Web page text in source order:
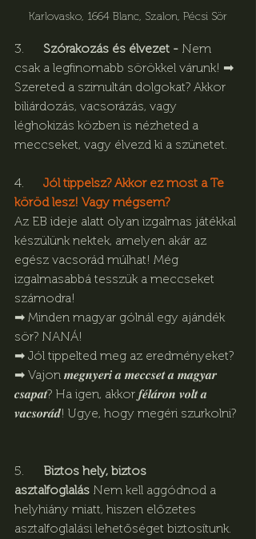
Karlovasko, 1664 Blanc, Szalon, Pécsi Sör
3. Szórakozás és élvezet - Nem
csak a legfinomabb sörökkel várunk! ➡︎
Szereted a szimultán dolgokat? Akkor
biliárdozás, vacsorázás, vagy
léghokizás közben is nézheted a
meccseket, vagy élvezd ki a szünetet.
4. Jól tippelsz? Akkor ez most a Te
köröd lesz! Vagy mégsem?
Az EB ideje alatt olyan izgalmas játékkal
készülünk nektek, amelyen akár az
egész vacsorád múlhat! Még
izgalmasabbá tesszük a meccseket
számodra!
➡︎ Minden magyar gólnál egy ajándék
sör? NANÁ!
➡︎ Jól tippelted meg az eredményeket?
➡︎ Vajon 𝒎𝒆𝒈𝒏𝒚𝒆𝒓𝒊 𝒂 𝒎𝒆𝒄𝒄𝒔𝒆𝒕 𝒂 𝒎𝒂𝒈𝒚𝒂𝒓
𝒄𝒔𝒂𝒑𝒂𝒕? Ha igen, akkor 𝒇𝒆́𝒍𝒂́𝒓𝒐𝒏 𝒗𝒐𝒍𝒕 𝒂
𝒗𝒂𝒄𝒔𝒐𝒓𝒂́𝒅! Ugye, hogy megéri szurkolni?
5. Biztos hely, biztos
asztalfoglalás Nem kell aggódnod a
helyhiány miatt, hiszen előzetes
asztalfoglalási lehetőséget biztosítunk.